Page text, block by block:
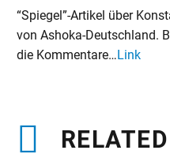
“Spiegel”-Artikel über
von Ashoka-Deutschland.
die Kommentare…Link